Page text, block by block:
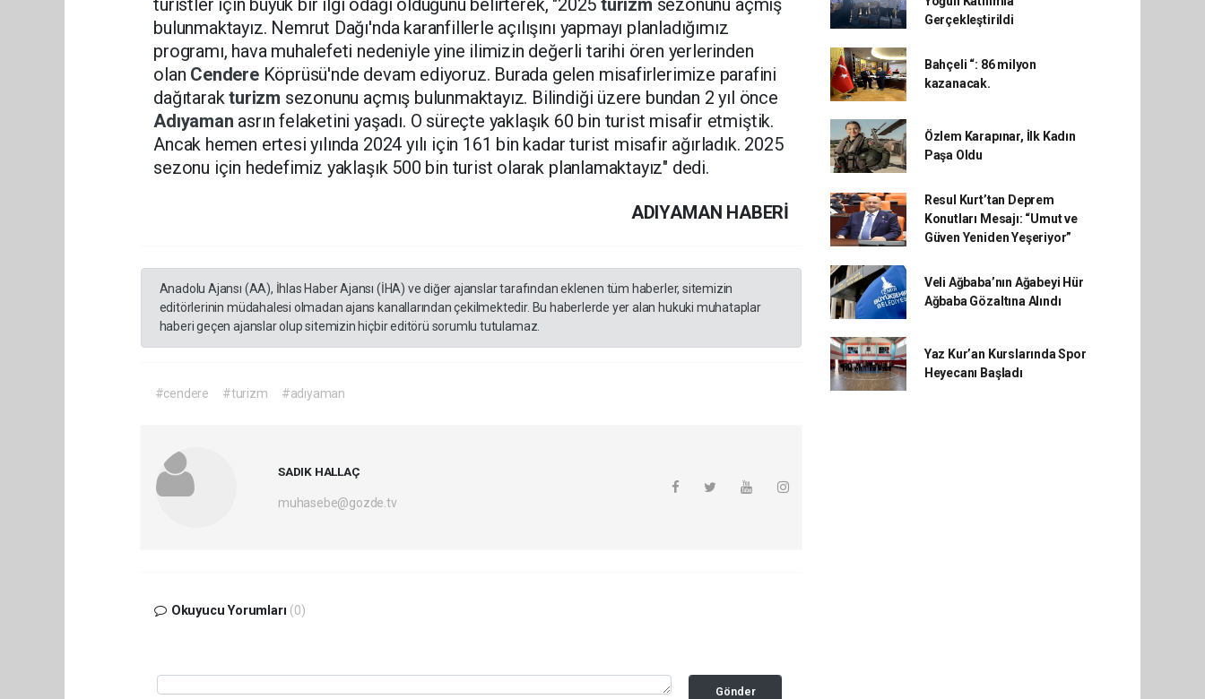
turistler için büyük bir ilgi odağı olduğunu belirterek, "2025 turizm sezonunu açmış
bulunmaktayız. Nemrut Dağı'nda karanfillerle açılışını yapmayı planladığımız
programı, hava muhalefeti nedeniyle yine ilimizin değerli tarihi ören yerlerinden
olan Cendere Köprüsü'nde devam ediyoruz. Burada gelen misafirlerimize parafini
dağıtarakturizm sezonunu açmış bulunmaktayız. Bilindiği üzere bundan 2 yıl önce
Adıyaman asrın felaketini yaşadı. O süreçte yaklaşık 60 bin turist misafir etmiştik.
Ancak hemen ertesi yılında 2024 yılı için 161 bin kadar turist misafir ağırladık. 2025
sezonu için hedefimiz yaklaşık 500 bin turist olarak planlamaktayız" dedi.
ADIYAMAN HABERİ
Anadolu Ajansı (AA), İhlas Haber Ajansı (İHA) ve diğer ajanslar tarafından eklenen tüm haberler, sitemizin
editörlerinin müdahalesi olmadan ajans kanallarından çekilmektedir. Bu haberlerde yer alan hukuki muhataplar
haberi geçen ajanslar olup sitemizin hiçbir editörü sorumlu tutulamaz.
#cendere #turizm #adıyaman
SADIK HALLAÇ
muhasebe@gozde.tv
Okuyucu Yorumları (0)
Gönder
Gerçekleştirildi
Bahçeli “: 86 milyon
kazanacak.
Özlem Karapınar, İlk Kadın
Paşa Oldu
Resul Kurt’tan Deprem
Konutları Mesajı: “Umut ve
Güven Yeniden Yeşeriyor”
Veli Ağbaba’nın Ağabeyi Hür
Ağbaba Gözaltına Alındı
Yaz Kur’an Kurslarında Spor
Heyecanı Başladı